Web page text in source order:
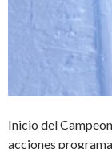
Inicio del
acciones